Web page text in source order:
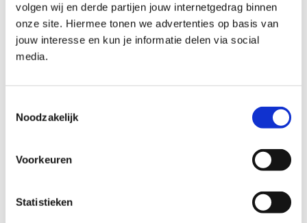
volgen wij en derde partijen jouw internetgedrag binnen
onze site. Hiermee tonen we advertenties op basis van
jouw interesse en kun je informatie delen via social
media.
Noodzakelijk
Voorkeuren
Statistieken
Voor programma managers die het MSP®-framework
actief willen toepassen en verdiepen in de praktijk, is de
volgende opleiding een logische vervolgstap:
Deze training verdiept de toepassing van MSP® in
keuzes maakt, scenario’s afweegt en het framework
De training is beschikbaar in het Nederlands en Engels,
Naast de MSP-trainingen biedt Capgemini Academy
aanvullende opleidingen die programma managers